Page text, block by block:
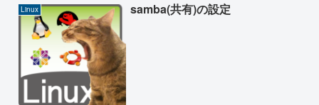
Linux samba(共有)の設定